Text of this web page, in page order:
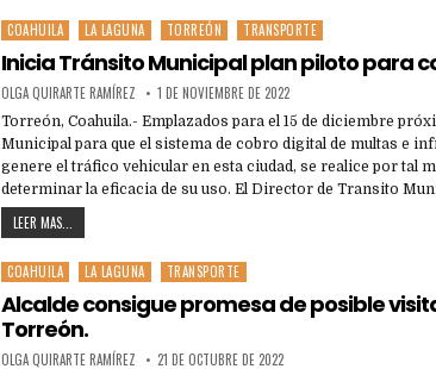
Posted
in
COAHUILA LA LAGUNA TORREÓN TRANSPORTE
Inicia Tránsito Municipal plan piloto para
OLGA QUIRARTE RAMÍREZ 1 DE NOVIEMBRE DE 2022
Torreón, Coahuila.- Emplazados para el 15 de diciembre
Municipal para que el sistema de cobro digital de multas e
genere el tráfico vehicular en esta ciudad, se realice por tal
determinar la eficacia de su uso. El Director de Transito
LEER MAS...
Posted
in
COAHUILA LA LAGUNA TRANSPORTE
Alcalde consigue promesa de posible
Torreón.
OLGA QUIRARTE RAMÍREZ 21 DE OCTUBRE DE 2022